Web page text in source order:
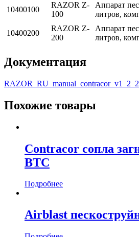
10400100
RAZOR Z-
100
Аппарат
литров,
10400200
RAZOR Z-
200
Аппарат
литров,
Документация
RAZOR_RU_manual_contracor_v1_2_2
Похожие товары
Contracor сопла
BTC
Подробнее
Airblast